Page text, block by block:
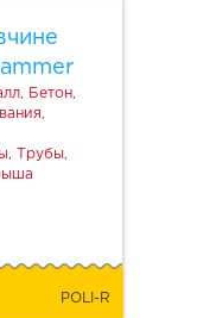
Бетон,
Трубы,
POLI-R